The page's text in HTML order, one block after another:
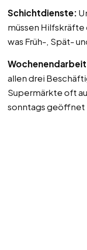
Schichtdienste:
müssen
was Früh-, Spät-
allen drei
Supermärkte oft
sonntags geöffnet